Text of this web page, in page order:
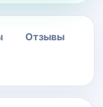
Отзывы